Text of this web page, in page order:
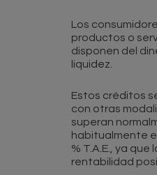
Los
productos o
disponen del
liquidez.
Estos créditos
con otras
superan
habitualmente
% T.A.E., ya
rentabilidad